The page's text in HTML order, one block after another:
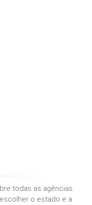
todas as agências.
o estado e a